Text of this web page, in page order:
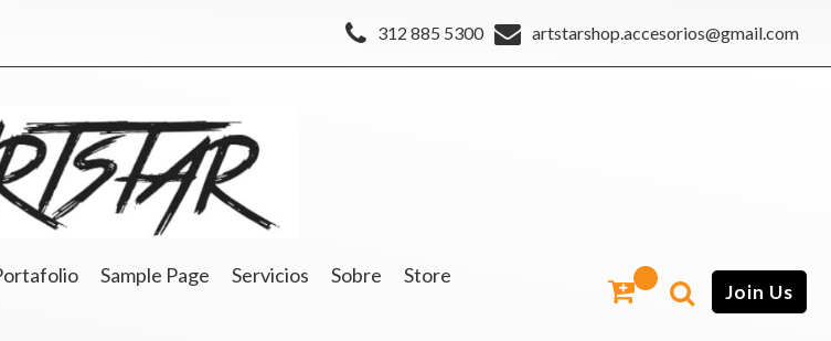
312 885 5300 artstarshop.accesorios@gmail.com
Sample Page Servicios Sobre
Store
Join Us